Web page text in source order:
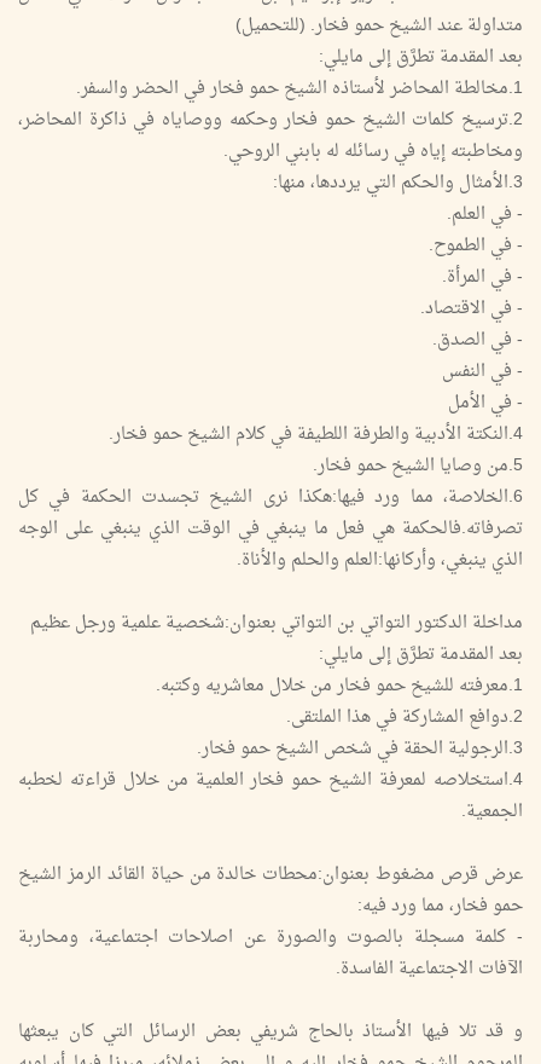
متداولة عند الشيخ حمو فخار. (للتحميل)
بعد المقدمة تطرَّق إلى مايلي:
1.مخالطة المحاضر لأستاذه الشيخ حمو فخار في الحضر والسفر.
2.ترسيخ كلمات الشيخ حمو فخار وحكمه ووصاياه في ذاكرة المحاضر،
ومخاطبته إياه في رسائله له بابني الروحي.
3.الأمثال والحكم التي يرددها، منها:
- في العلم.
- في الطموح.
- في المرأة.
- في الاقتصاد.
- في الصدق.
- في النفس
- في الأمل
4.النكتة الأدبية والطرفة اللطيفة في كلام الشيخ حمو فخار.
5.من وصايا الشيخ حمو فخار.
6.الخلاصة، مما ورد فيها:هكذا نرى الشيخ تجسدت الحكمة في كل
تصرفاته.فالحكمة هي فعل ما ينبغي في الوقت الذي ينبغي على الوجه
الذي ينبغي، وأركانها:العلم والحلم والأناة.
مداخلة الدكتور التواتي بن التواتي بعنوان:شخصية علمية ورجل عظيم
بعد المقدمة تطرَّق إلى مايلي:
1.معرفته للشيخ حمو فخار من خلال معاشريه وكتبه.
2.دوافع المشاركة في هذا الملتقى.
3.الرجولية الحقة في شخص الشيخ حمو فخار.
4.استخلاصه لمعرفة الشيخ حمو فخار العلمية من خلال قراءته لخطبه
الجمعية.
عرض قرص مضغوط بعنوان:محطات خالدة من حياة القائد الرمز الشيخ
حمو فخار، مما ورد فيه:
- كلمة مسجلة بالصوت والصورة عن اصلاحات اجتماعية، ومحاربة
الآفات الاجتماعية الفاسدة.
و قد تلا فيها الأستاذ بالحاج شريفي بعض الرسائل التي كان يبعثها